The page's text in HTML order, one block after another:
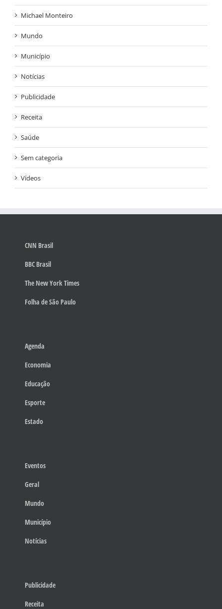
Michael Monteiro
Mundo
Município
Notícias
Publicidade
Receita
Saúde
Sem categoria
Vídeos
CNN Brasil
BBC Brasil
The New York Times
Folha de São Paulo
Agenda
Economia
Educação
Esporte
Estado
Eventos
Geral
Mundo
Município
Notícias
Publicidade
Receita